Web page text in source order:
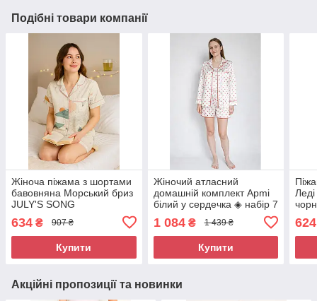
Подібні товари компанії
Жіноча піжама з шортами
бавовняна Морський бриз
JULY'S SONG
634 ₴ 907 ₴
Купити
Жіночий атласний
домашній комплект Apmi
білий у сердечка ◈ набір 7
відпочинку
1 084₴ 1 439 ₴
Купити
624
Акційні пропозиції та новинки